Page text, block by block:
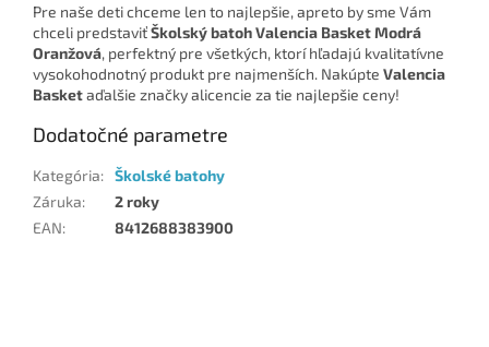
Pre naše deti chceme len to najlepšie, apreto by sme Vám
chceli predstaviťŠkolský batoh Valencia Basket Modrá
Oranžová, perfektný pre všetkých, ktorí hľadajú kvalitatívne
vysokohodnotný produkt pre najmenších. Nakúpte Valencia
Basketaďalšie značky alicencie za tie najlepšie ceny!
Dodatočné parametre
Kategória: Školské batohy
Záruka:
2 roky
EAN: 8412688383900